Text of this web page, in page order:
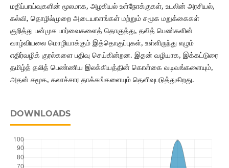
மதிப்பாய்வுகளின் மூலமாக, அழகியல் உள்நோக்குகள், உடலின் அரசியல்,
கல்வி, தொழில்முறை அடையாளங்கள் மற்றும் சமூக மறுக்கைகள்
குறித்து பன்முக பார்வைகளைத் தொகுத்து, தலித் பெண்களின்
வாழ்வியலை மொழியாக்கும் இத்தொகுப்புகள், உள்ளிருந்து எழும்
எதிர்வழிக் குரல்களை பதிவு செய்கின்றன. இதன் வழியாக, இக்கட்டுரை
தமிழ்த் தலித் பெண்ணிய இலக்கியத்தின் கொள்கை வடிவங்களையும்,
அதன் சமூக, கலாச்சார தாக்கங்களையும் தெளிவுபடுத்துகிறது.
DOWNLOADS